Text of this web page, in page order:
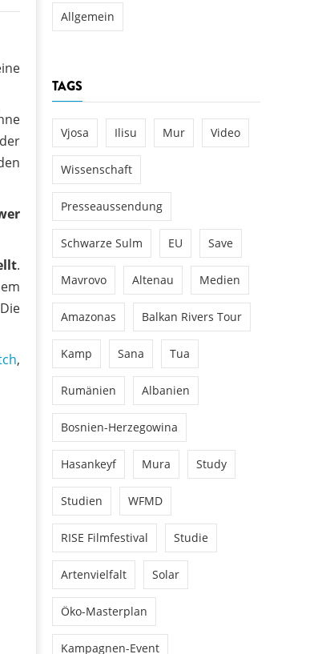
.
,
Allgemein
TAGS
Vjosa Ilisu Mur Video
Wissenschaft
Presseaussendung
Schwarze Sulm EU Save
Mavrovo Altenau Medien
Amazonas Balkan Rivers Tour
Kamp Sana Tua
Rumänien Albanien
Bosnien-Herzegowina
Hasankeyf Mura Study
Studien WFMD
RISE Filmfestival Studie
Artenvielfalt Solar
Öko-Masterplan
Kampagnen-Event